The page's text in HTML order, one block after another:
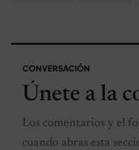
CONVERSACIÓN
Únete a la
Los comentarios y el
cuando abras esta